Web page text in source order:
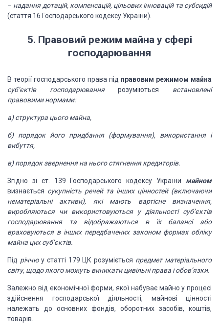
– надання дотацій, компенсацій, цільовихінновацій та субсидій
(стаття 16 Господарського кодексу України).
5. Правовий режим майна у сфері
господарювання
В теорії господарського права під правовим режимом майна
суб’єктів господарюваннярозуміються встановлені
правовими нормами:
а) структура цього майна,
б) порядокйого придбання (формування), використання і
вибуття,
в) порядок звернення на нього стягнення кредиторів.
Згідно зі ст. 139 Господарського кодексу України майном
визнається сукупність речей та інших цінностей(включаючи
нематеріальні активи), які мають вартісне визначення,
виробляютьсячи використовуються у діяльності суб’єктів
господарювання та відображаються вїх балансі або
враховуються в інших передбачених законом формах обліку
майна цих суб’єктів.
Під річчю у статті 179 ЦК розуміється предмет матеріального
світу, щодо якогоможуть виникати цивільні права і обов’язки.
Залежно від економічної форми, якої набуває майно у процесі
здійснення господарської діяльності, майнові цінності
належать до основних фондів, оборотних засобів, коштів,
товарів.